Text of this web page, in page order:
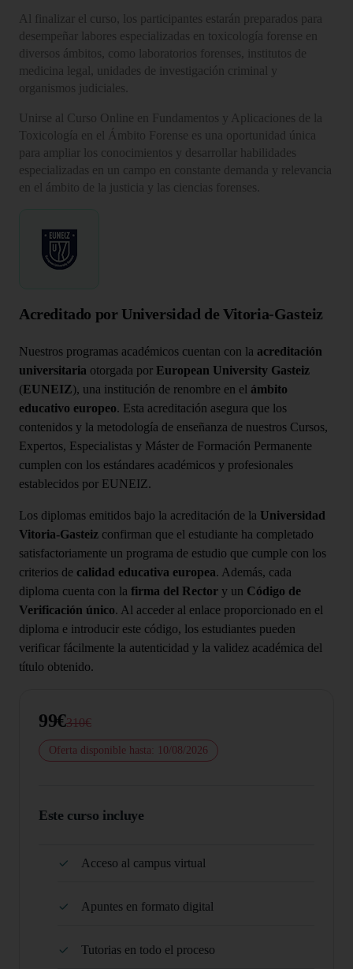
Al finalizar el curso, los participantes estarán preparados para
desempeñar labores especializadas en toxicología forense en
diversos ámbitos, como laboratorios forenses, institutos de
medicina legal, unidades de investigación criminal y
organismos judiciales.
Unirse al Curso Online en Fundamentos y Aplicaciones de la
Toxicología en el Ámbito Forense es una oportunidad única
para ampliar los conocimientos y desarrollar habilidades
especializadas en un campo en constante demanda y relevancia
en el ámbito de la justicia y las ciencias forenses.
Acreditado por Universidad de Vitoria-Gasteiz
Nuestros programas académicos cuentan con la acreditación
universitaria otorgada por European University Gasteiz
(EUNEIZ), una institución de renombre en el ámbito
educativo europeo. Esta acreditación asegura que los
contenidos y la metodología de enseñanza de nuestros Cursos,
Expertos, Especialistas y Máster de Formación Permanente
cumplen con los estándares académicos y profesionales
establecidos por EUNEIZ.
Los diplomas emitidos bajo la acreditación de la Universidad
Vitoria-Gasteiz confirman que el estudiante ha completado
satisfactoriamente un programa de estudio que cumple con los
criterios de calidad educativa europea. Además, cada
diploma cuenta con la firma del Rector y un Código de
Verificación único. Al acceder al enlace proporcionado en el
diploma e introducir este código, los estudiantes pueden
verificar fácilmente la autenticidad y la validez académica del
título obtenido.
99€310€
Oferta disponible hasta: 10/08/2026
Este curso incluye
Acceso al campus virtual
Apuntes en formato digital
Tutorias en todo el proceso